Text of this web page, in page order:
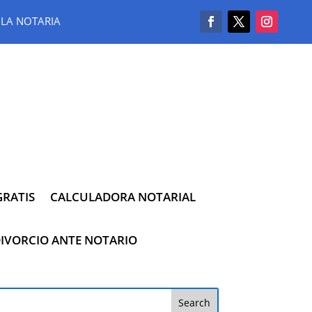
LA NOTARIA
CALCULADORA NOTARIAL
ANTE NOTARIO